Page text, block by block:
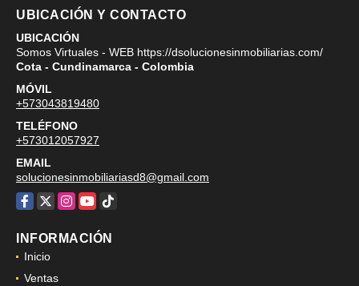
UBICACIÓN Y CONTACTO
UBICACIÓN
Somos Virtuales - WEB https://dsolucionesinmobiliarias.com/
Cota - Cundinamarca - Colombia
MÓVIL
+573043819480
TELÉFONO
+573012057927
EMAIL
solucionesinmobiliariasd8@gmail.com
Facebook
X Instagram
YouTube
TikTok
INFORMACIÓN
Inicio
Ventas